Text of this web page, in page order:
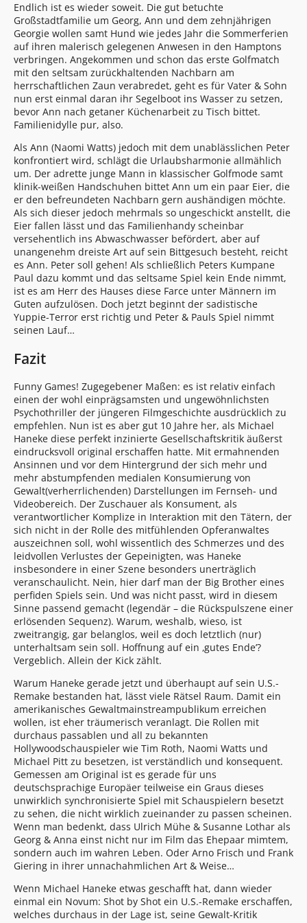
Endlich ist es wieder soweit. Die gut betuchte
Großstadtfamilie um Georg, Ann und dem zehnjährigen
Georgie wollen samt Hund wie jedes Jahr die Sommerferien
auf ihren malerisch gelegenen Anwesen in den Hamptons
verbringen. Angekommen und schon das erste Golfmatch
mit den seltsam zurückhaltenden Nachbarn am
herrschaftlichen Zaun verabredet, geht es für Vater & Sohn
nun erst einmal daran ihr Segelboot ins Wasser zu setzen,
bevor Ann nach getaner Küchenarbeit zu Tisch bittet.
Familienidylle pur, also.
Als Ann (Naomi Watts) jedoch mit dem unablässlichen Peter
konfrontiert wird, schlägt die Urlaubsharmonie allmählich
um. Der adrette junge Mann in klassischer Golfmode samt
klinik-weißen Handschuhen bittet Ann um ein paar Eier, die
er den befreundeten Nachbarn gern aushändigen möchte.
Als sich dieser jedoch mehrmals so ungeschickt anstellt, die
Eier fallen lässt und das Familienhandy scheinbar
versehentlich ins Abwaschwasser befördert, aber auf
unangenehm dreiste Art auf sein Bittgesuch besteht, reicht
es Ann. Peter soll gehen! Als schließlich Peters Kumpane
Paul dazu kommt und das seltsame Spiel kein Ende nimmt,
ist es am Herr des Hauses diese Farce unter Männern im
Guten aufzulösen. Doch jetzt beginnt der sadistische
Yuppie-Terror erst richtig und Peter & Pauls Spiel nimmt
seinen Lauf…
Fazit
Funny Games! Zugegebener Maßen: es ist relativ einfach
einen der wohl einprägsamsten und ungewöhnlichsten
Psychothriller der jüngeren Filmgeschichte ausdrücklich zu
empfehlen. Nun ist es aber gut 10 Jahre her, als Michael
Haneke diese perfekt inzinierte Gesellschaftskritik äußerst
eindrucksvoll original erschaffen hatte. Mit ermahnenden
Ansinnen und vor dem Hintergrund der sich mehr und
mehr abstumpfenden medialen Konsumierung von
Gewalt(verherrlichenden) Darstellungen im Fernseh- und
Videobereich. Der Zuschauer als Konsument, als
verantwortlicher Komplize in Interaktion mit den Tätern, der
sich nicht in der Rolle des mitfühlenden Opferanwaltes
auszeichnen soll, wohl wissentlich des Schmerzes und des
leidvollen Verlustes der Gepeinigten, was Haneke
insbesondere in einer Szene besonders unerträglich
veranschaulicht. Nein, hier darf man der Big Brother eines
perfiden Spiels sein. Und was nicht passt, wird in diesem
Sinne passend gemacht (legendär – die Rückspulszene einer
erlösenden Sequenz). Warum, weshalb, wieso, ist
zweitrangig, gar belanglos, weil es doch letztlich (nur)
unterhaltsam sein soll. Hoffnung auf ein ‚gutes Ende’?
Vergeblich. Allein der Kick zählt.
Warum Haneke gerade jetzt und überhaupt auf sein U.S.-
Remake bestanden hat, lässt viele Rätsel Raum. Damit ein
amerikanisches Gewaltmainstreampublikum erreichen
wollen, ist eher träumerisch veranlagt. Die Rollen mit
durchaus passablen und all zu bekannten
Hollywoodschauspieler wie Tim Roth, Naomi Watts und
Michael Pitt zu besetzen, ist verständlich und konsequent.
Gemessen am Original ist es gerade für uns
deutschsprachige Europäer teilweise ein Graus dieses
unwirklich synchronisierte Spiel mit Schauspielern besetzt
zu sehen, die nicht wirklich zueinander zu passen scheinen.
Wenn man bedenkt, dass Ulrich Mühe & Susanne Lothar als
Georg & Anna einst nicht nur im Film das Ehepaar mimtem,
sondern auch im wahren Leben. Oder Arno Frisch und Frank
Giering in ihrer unnachahmlichen Art & Weise…
Wenn Michael Haneke etwas geschafft hat, dann wieder
einmal ein Novum: Shot by Shot ein U.S.-Remake erschaffen,
welches durchaus in der Lage ist, seine Gewalt-Kritik